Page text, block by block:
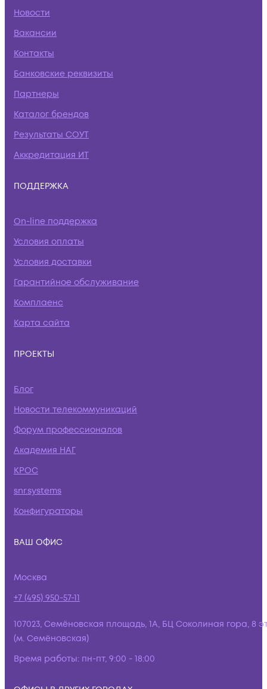
Новости
Вакансии
Контакты
Банковские реквизиты
Партнеры
Каталог брендов
Результаты СОУТ
Аккредитация ИТ
ПОДДЕРЖКА
On-line поддержка
Условия оплаты
Условия доставки
Гарантийное обслуживание
Комплаенс
Карта сайта
ПРОЕКТЫ
Блог
Новости телекоммуникаций
Форум профессионалов
Академия НАГ
КРОС
snr.systems
Конфигураторы
ВАШ ОФИС
Москва
+7 (495) 950-57-11
107023, Семёновская площадь, 1А, БЦ Соколиная гора, 8
(м. Семёновская)
Время работы: пн-пт, 9:00 - 18:00